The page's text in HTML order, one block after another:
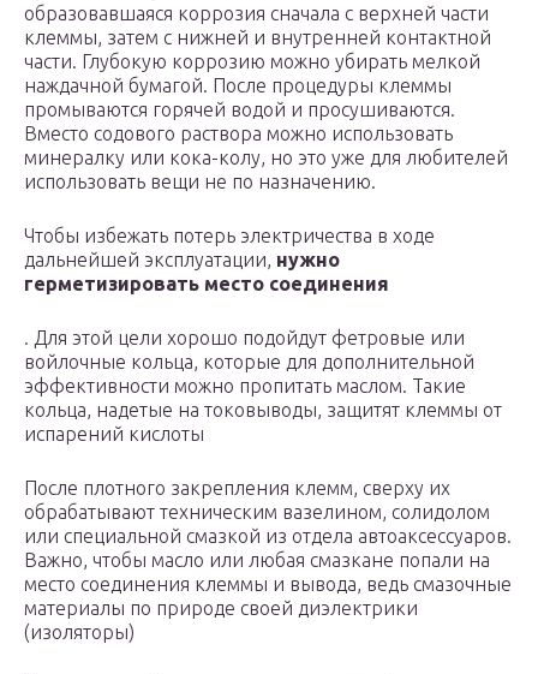
образовавшаяся коррозия сначала с верхней части
клеммы, затем с нижней и внутренней контактной
части. Глубокую коррозию можно убирать мелкой
наждачной бумагой. После процедуры клеммы
промываются горячей водой и просушиваются.
Вместо содового раствора можно использовать
минералку или кока-колу, но это уже для любителей
использовать вещи не по назначению.
Чтобы избежать потерь электричества в ходе
дальнейшей эксплуатации, нужно
герметизировать место соединения
. Для этой цели хорошо подойдут фетровые или
войлочные кольца, которые для дополнительной
эффективности можно пропитать маслом. Такие
кольца, надетые на токовыводы, защитят клеммы от
испарений кислоты
После плотного закрепления клемм, сверху их
обрабатывают техническим вазелином, солидолом
или специальной смазкой из отдела автоаксессуаров.
Важно, чтобы масло или любая смазкане попали на
место соединения клеммы и вывода, ведь смазочные
материалы по природе своей диэлектрики
(изоляторы)